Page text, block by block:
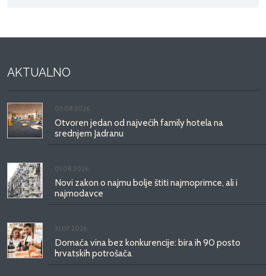
AKTUALNO
03.08.2026.
Otvoren jedan od najvećih family hotela na
srednjem Jadranu
01.08.2026.
Novi zakon o najmu bolje štiti najmoprimce, ali i
najmodavce
31.07.2026.
Domaća vina bez konkurencije: bira ih 90 posto
hrvatskih potrošača